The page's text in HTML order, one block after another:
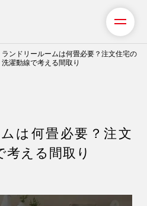
ランドリールームは何畳必要？注文住宅の
洗濯動線で考える間取り
は何畳必要？注文
考える間取り
宅）
ノベーション